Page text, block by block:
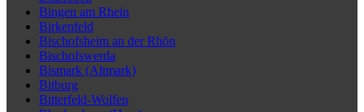
Bingen am Rhein
Birkenfeld
Bischofsheim an der Rhön
Bischofswerda
Bismark (Altmark)
Bitburg
Bitterfeld-Wolfen